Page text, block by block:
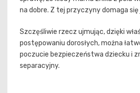
na dobre. Z tej przyczyny domaga
Szczęśliwie rzecz ujmując, dzięki
postępowaniu dorosłych, można
poczucie bezpieczeństwa dziecku i
separacyjny.